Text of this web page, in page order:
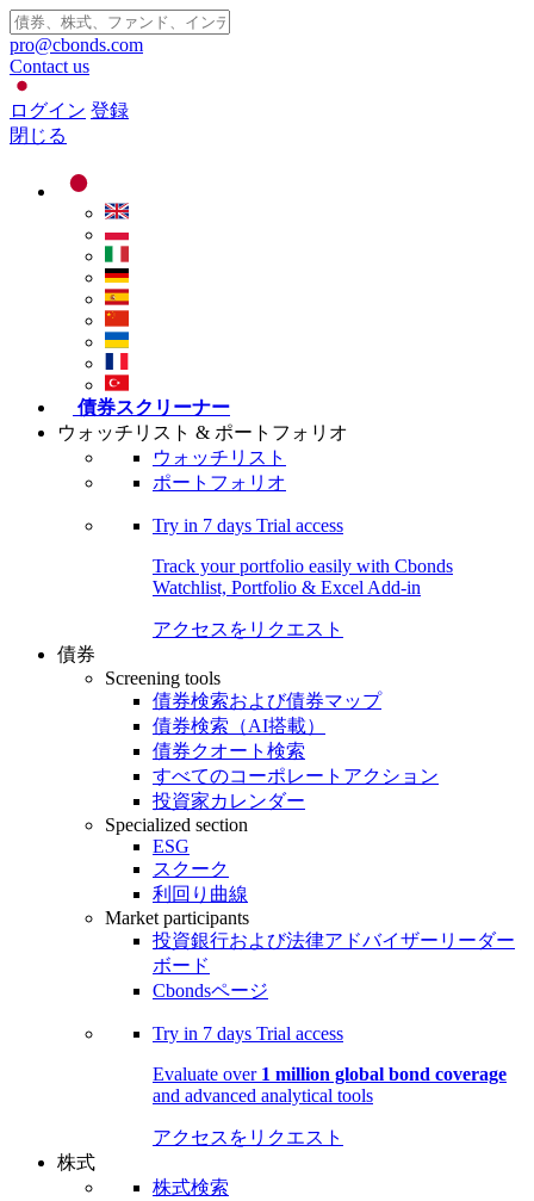
pro@cbonds.com
Contact us
ログイン 登録
閉じる
債券スクリーナー
ウォッチリスト & ポートフォリオ
ウォッチリスト
ポートフォリオ
Try in 7 days Trial access
Track your portfolio easily with Cbonds
Watchlist, Portfolio & Excel Add-in
アクセスをリクエスト
債券
Screening tools
債券検索および債券マップ
債券検索（AI搭載）
債券クオート検索
すべてのコーポレートアクション
投資家カレンダー
Specialized section
ESG
スクーク
利回り曲線
Market participants
投資銀行および法律アドバイザーリーダー
ボード
Cbondsページ
Try in 7 days Trial access
Evaluate over 1 million global bond coverage
and advanced analytical tools
アクセスをリクエスト
株式
株式検索